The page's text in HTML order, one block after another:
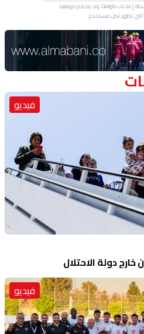
يتم عرض هذا الإعلان بواسطة إعلانات Google، ولا يتحكم موقعنا
التي تظهر لكل مستخدم.
فيديو
دولة الاحتلال
فيديو